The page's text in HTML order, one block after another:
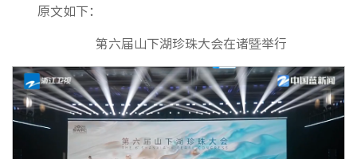
原文如下：
第六届山下湖珍珠大会在诸暨举行